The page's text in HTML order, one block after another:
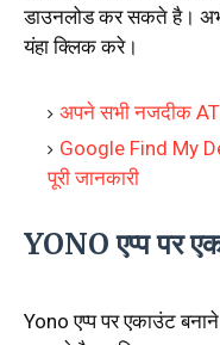
डाउनलोड कर सकते है।
यंहा क्लिक करे।
अपने सभी नजदीक
Google Find My
पूरी जानकारी
YONO एप्प पर
Yono एप्प पर एकाउंट